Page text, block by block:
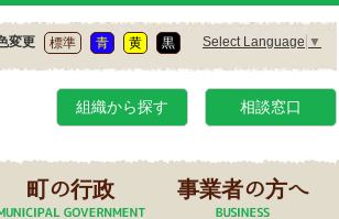
変更 標準 青 黄 黒 Select Language ▼
組織から探す 相談窓口
町の行政 事業者の方へ